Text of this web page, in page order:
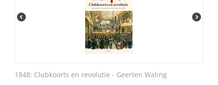
1848: Clubkoorts en revolutie - Geerten Waling